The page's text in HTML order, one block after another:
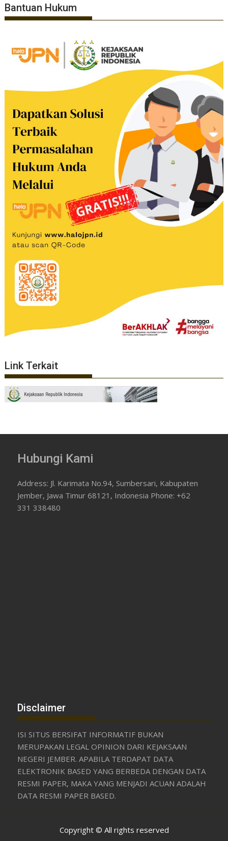
Bantuan Hukum
Link Terkait
Hubungi Kami
Address: Jl. Karimata No.94, Sumbersari, Kabupaten
Jember, Jawa Timur 68121, Indonesia Phone: +62
331 338480
Disclaimer
ISI SITUS BERSIFAT INFORMATIF BUKAN
MERUPAKAN LEGAL OPINION DARI KEJAKSAAN
NEGERI JEMBER. APABILA TERDAPAT DATA
ELEKTRONIK BASED YANG BERBEDA DENGAN DATA
RESMI PAPER, MAKA YANG MENJADI ACUAN ADALAH
DATA RESMI PAPER BASED.
Copyright © All rights reserved